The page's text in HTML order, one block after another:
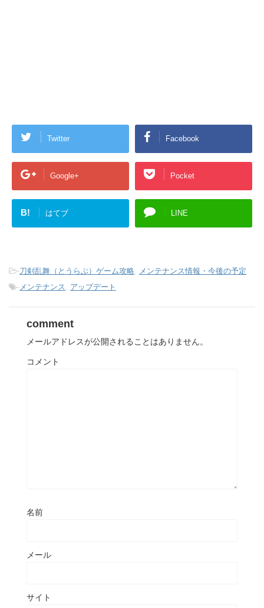
Twitter Facebook
Google+ Pocket
B! はてブ LINE
-刀剣乱舞（とうらぶ）ゲーム攻略
メンテナンス情報・今後の予定
- メンテナンス アップデート
comment
メールアドレスが公開されることはありません。
コメント
名前
メール
サイト